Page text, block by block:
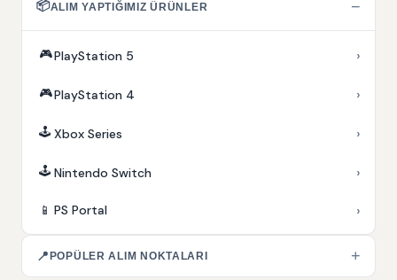
📦ALIM YAPTIĞIMIZ ÜRÜNLER −
🎮PlayStation 5 ›
🎮PlayStation 4 ›
🕹️ Xbox Series ›
🕹️ Nintendo Switch ›
📱 PS Portal ›
📍 POPÜLER ALIM NOKTALARI +